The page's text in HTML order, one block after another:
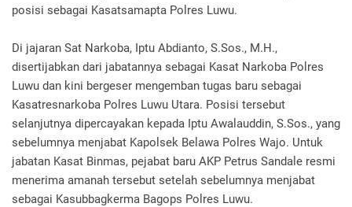
posisi sebagai Kasatsamapta Polres Luwu.
Di jajaran Sat Narkoba, Iptu Abdianto, S.Sos., M.H.,
disertijabkan dari jabatannya sebagai Kasat Narkoba Polres
Luwu dan kini bergeser mengemban tugas baru sebagai
Kasatresnarkoba Polres Luwu Utara. Posisi tersebut
selanjutnya dipercayakan kepada Iptu Awalauddin, S.Sos., yang
sebelumnya menjabat Kapolsek Belawa Polres Wajo. Untuk
jabatan Kasat Binmas, pejabat baru AKP Petrus Sandale resmi
menerima amanah tersebut setelah sebelumnya menjabat
sebagai Kasubbagkerma Bagops Polres Luwu.